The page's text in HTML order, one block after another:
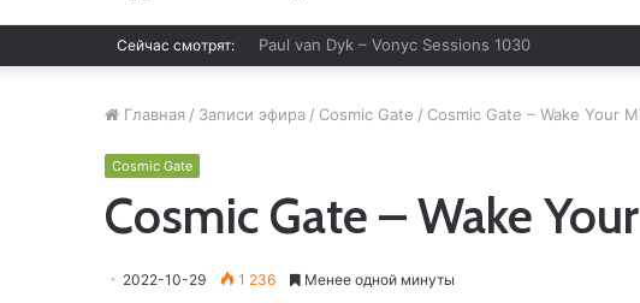
Сейчас смотрят: Ferry Corsten – Resonation Radio 296
Главная / Записи эфира / Cosmic Gate / Cosmic Gate – Wake Your
Cosmic Gate
Cosmic Gate – Wake
2022-10-29 1 236 Менее одной минуты